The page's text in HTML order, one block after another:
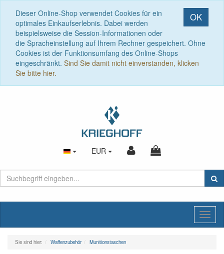
OK
Dieser Online-Shop verwendet Cookies für ein
optimales Einkaufserlebnis. Dabei werden
beispielsweise die Session-Informationen oder
die Spracheinstellung auf Ihrem Rechner gespeichert. Ohne
Cookies ist der Funktionsumfang des Online-Shops
eingeschränkt. Sind Sie damit nicht einverstanden, klicken
Sie bitte hier.
EUR
Sie sind hier: Waffenzubehör Munitionstaschen